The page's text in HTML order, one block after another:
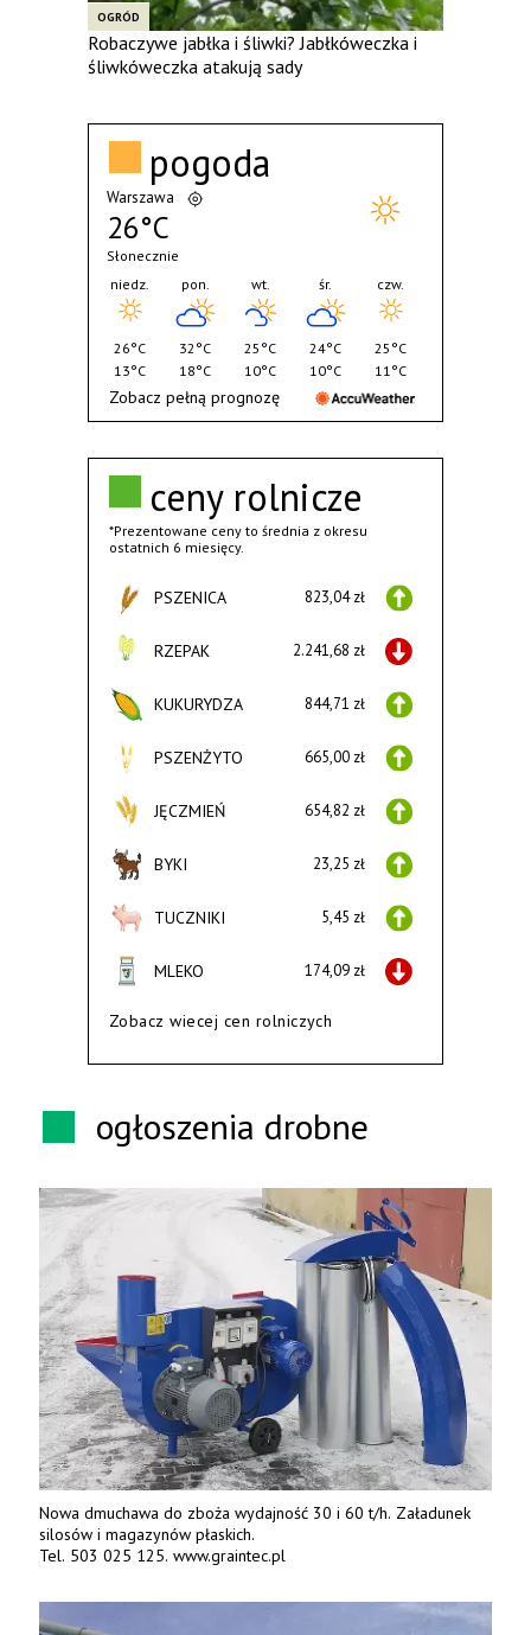
OGRÓD
Robaczywe jabłka i śliwki? Jabłkóweczka i
śliwkóweczka atakują sady
ceny rolnicze
*Prezentowane ceny to średnia z okresu
ostatnich 6 miesięcy.
PSZENICA 823,04 zł
RZEPAK 2.241,68 zł
KUKURYDZA 844,71 zł
PSZENŻYTO 665,00 zł
JĘCZMIEŃ 654,82 zł
BYKI 23,25 zł
TUCZNIKI 5,45 zł
MLEKO 174,09 zł
Zobacz wiecej cen rolniczych
pogoda
Warszawa
26°C
Słonecznie
niedz.
26°C
13°C
pon.
32°C
18°C
wt.
25°C
10°C
śr.
24°C
10°C
czw.
25°C
11°C
Zobacz pełną prognozę
ogłoszenia drobne
Nowa dmuchawa do zboża wydajność 30 i 60 t/h. Załadunek
silosów i magazynów płaskich.
Tel. 503 025 125. www.graintec.pl